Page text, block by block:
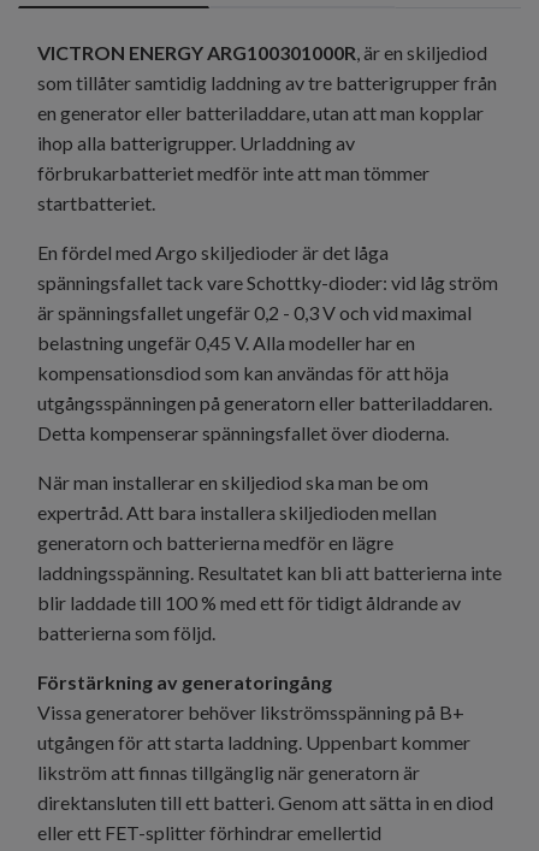
VICTRON ENERGY ARG100301000R, är en skiljediod
som tillåter samtidig laddning av tre batterigrupper från
en generator eller batteriladdare, utan att man kopplar
ihop alla batterigrupper. Urladdning av
förbrukarbatteriet medför inte att man tömmer
startbatteriet.
En fördel med Argo skiljedioder är det låga
spänningsfallet tack vare Schottky-dioder: vid låg ström
är spänningsfallet ungefär 0,2 - 0,3 V och vid maximal
belastning ungefär 0,45 V. Alla modeller har en
kompensationsdiod som kan användas för att höja
utgångsspänningen på generatorn eller batteriladdaren.
Detta kompenserar spänningsfallet över dioderna.
När man installerar en skiljediod ska man be om
expertråd. Att bara installera skiljedioden mellan
generatorn och batterierna medför en lägre
laddningsspänning. Resultatet kan bli att batterierna inte
blir laddade till 100 % med ett för tidigt åldrande av
batterierna som följd.
Förstärkning av generatoringång
Vissa generatorer behöver likströmsspänning på B+
utgången för att starta laddning. Uppenbart kommer
likström att finnas tillgänglig när generatorn är
direktansluten till ett batteri. Genom att sätta in en diod
eller ett FET-splitter förhindrar emellertid